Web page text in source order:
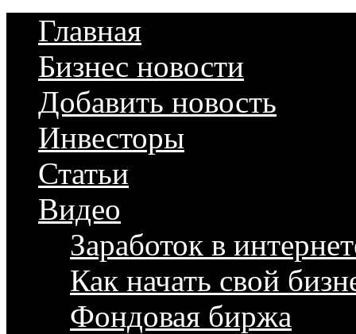
Главная
Бизнес новости
Добавить новость
Инвесторы
Статьи
Видео
Заработок в
Как начать свой
Фондовая биржа